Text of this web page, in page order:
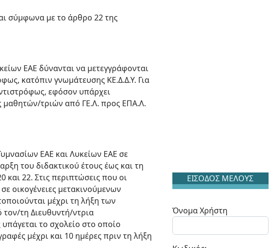
σύμφωνα με το άρθρο 22 της
ΕΑΕ δύνανται να μετεγγράφονται
κατόπιν γνωμάτευσης ΚΕ.Δ.Δ.Υ. Για
εφόσον υπάρχει
μαθητών/τριών από ΓΕ.Λ. προς ΕΠΑ.Λ.
ΕΑΕ και Λυκείων ΕΑΕ σε
του διδακτικού έτους έως και τη
22. Στις περιπτώσεις που οι
οικογένειες μετακινούμενων
μέχρι τη λήξη των
τον/τη Διευθυντή/ντρια
το σχολείο στο οποίο
μέχρι και 10 ημέρες πριν τη λήξη
ΕΙΣΟΔΟΣ ΜΕΛΟΥΣ
Όνομα Χρήστη